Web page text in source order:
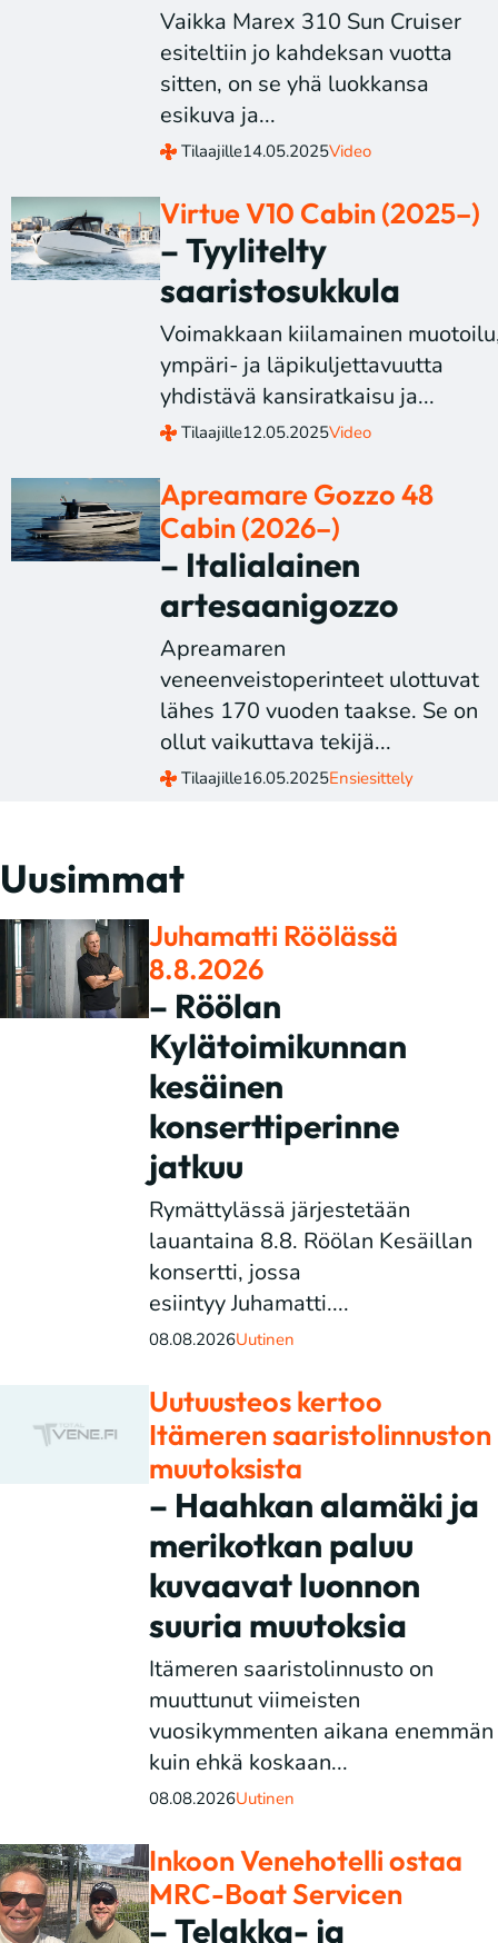
Vaikka Marex 310 Sun Cruiser
esiteltiin jo kahdeksan vuotta
sitten, on se yhä luokkansa
esikuva ja...
Tilaajille14.05.2025Video
Virtue V10 Cabin (2025–)
– Tyylitelty
saaristosukkula
Voimakkaan kiilamainen
ympäri- ja läpikuljettavuutta
yhdistävä kansiratkaisu ja...
Tilaajille12.05.2025Video
Apreamare Gozzo 48
Cabin (2026–)
– Italialainen
artesaanigozzo
Apreamaren
veneenveistoperinteet ulottuvat
lähes 170 vuoden taakse. Se on
ollut vaikuttava tekijä...
Tilaajille16.05.2025Ensiesittely
Uusimmat
Juhamatti Röölässä
8.8.2026
– Röölan
Kylätoimikunnan
kesäinen
konserttiperinne
jatkuu
Rymättylässä järjestetään
lauantaina 8.8. Röölan Kesäillan
konsertti, jossa
esiintyy Juhamatti....
08.08.2026Uutinen
Uutuusteos kertoo
Itämeren saaristolinnuston
muutoksista
– Haahkan alamäki ja
merikotkan paluu
kuvaavat luonnon
suuria muutoksia
Itämeren saaristolinnusto on
muuttunut viimeisten
vuosikymmenten aikana enemmän
kuin ehkä koskaan...
08.08.2026Uutinen
Inkoon Venehotelli ostaa
MRC-Boat Servicen
– Telakka- ja